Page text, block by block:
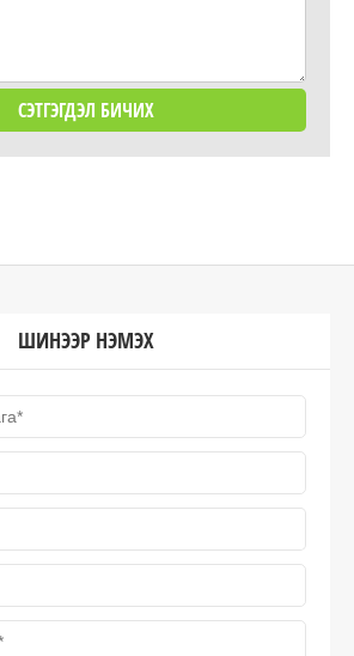
ШИНЭЭР НЭМЭХ